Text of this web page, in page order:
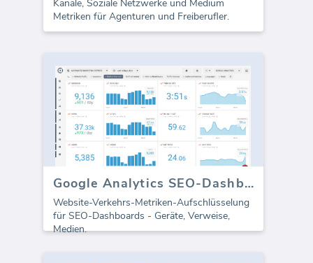
Kanäle, Soziale Netzwerke und Medium
Metriken für Agenturen und Freiberufler.
Google Analytics SEO-Dashboard - Alle Traffic
Website-Verkehrs-Metriken-Aufschlüsselung
für SEO-Dashboards - Geräte, Verweise,
Medien.